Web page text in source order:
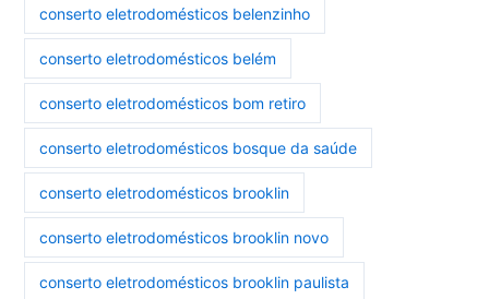
conserto eletrodomésticos belenzinho
conserto eletrodomésticos belém
conserto eletrodomésticos bom retiro
conserto eletrodomésticos bosque da saúde
conserto eletrodomésticos brooklin
conserto eletrodomésticos brooklin novo
conserto eletrodomésticos brooklin paulista